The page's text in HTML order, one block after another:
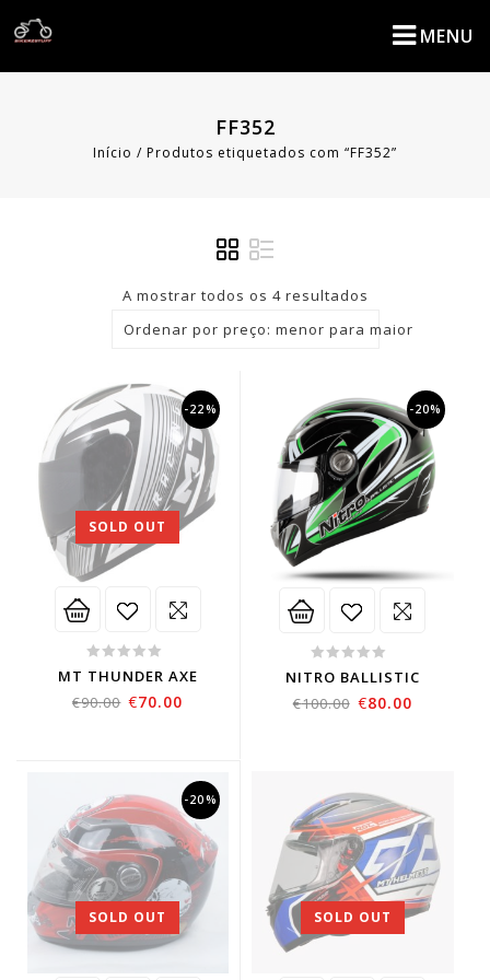
MENU
FF352
Início / Produtos etiquetados com “FF352”
A mostrar todos os 4 resultados
Ordenar por preço: menor para maior
SOLD OUT
-22%
0
of
MT THUNDER AXE
€90.00 €70.00
-20%
0
of
NITRO BALLISTIC
€100.00 €80.00
SOLD OUT
-20%
SOLD OUT